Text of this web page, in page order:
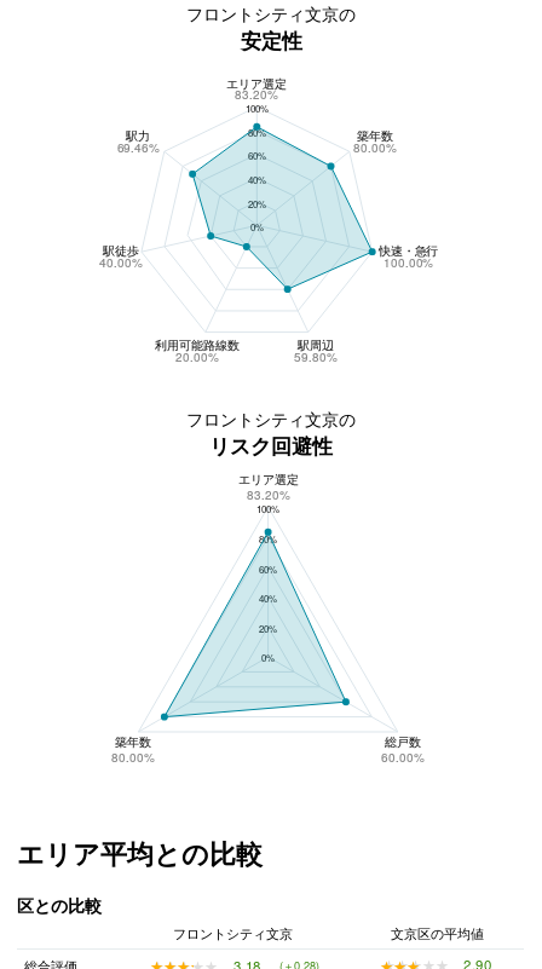
フロントシティ文京の
安定性
100%
80%
60%
40%
20%
0%
エリア選定
83.20%
駅力
69.46%
駅徒歩
40.00%
利用可能路線数
20.00%
駅周辺
59.80%
快速・急行
100.00%
築年数
80.00%
フロントシティ文京の
リスク回避性
フロントシティ文京のリスク回避性
100%
80%
60%
40%
20%
0%
エリア選定
83.20%
築年数
80.00%
総戸数
60.00%
エリア平均との比較
区との比較
フロントシティ文京
文京区の平均値
★★★★★
★★★★★ 3.18 (＋0.28) ★★★★★
★★★★★ 2.90